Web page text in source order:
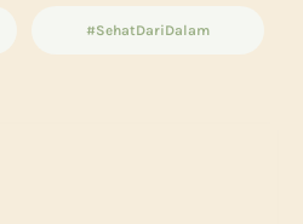
#SehatDariDalam